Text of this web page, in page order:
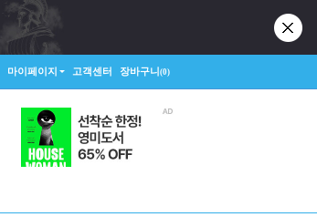
마이페이지 고객센터 장바구니(0)